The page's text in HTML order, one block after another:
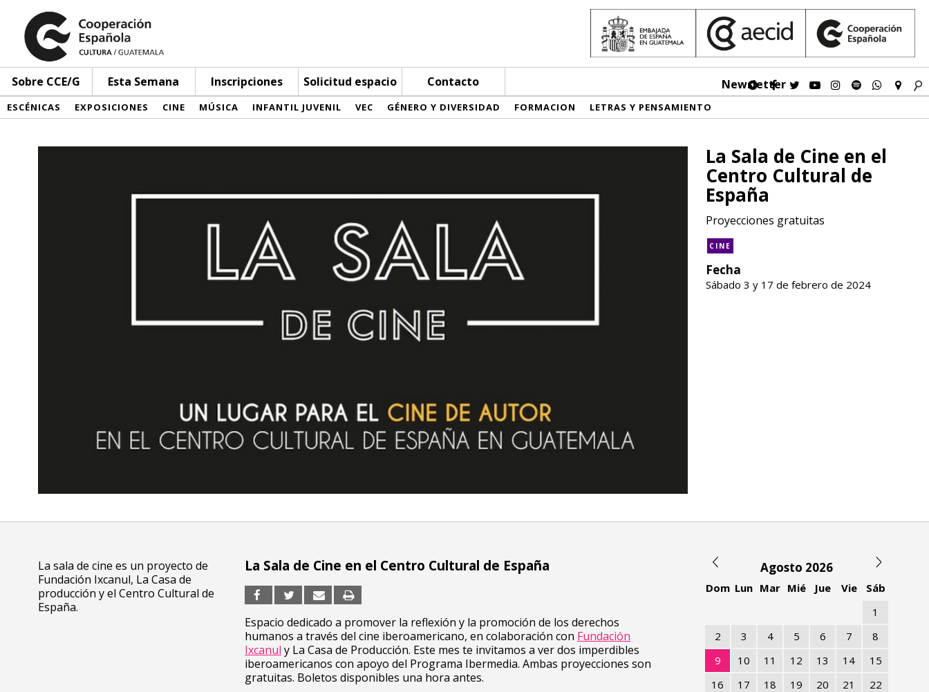
Sobre CCE/G Esta Semana Inscripciones Solicitud espacio Contacto Newsletter
ESCÉNICAS EXPOSICIONES CINE MÚSICA INFANTIL JUVENIL VEC GÉNERO Y DIVERSIDAD FORMACION LETRAS Y PENSAMIENTO
La Sala de Cine en el
Centro Cultural de
España
Proyecciones gratuitas
CINE
Fecha
Sábado 3 y 17 de febrero de 2024
La sala de cine es un proyecto de
Fundación Ixcanul, La Casa de
producción y el Centro Cultural de
España.
La Sala de Cine en el Centro Cultural de España
Espacio dedicado a promover la reflexión y la promoción de los derechos
humanos a través del cine iberoamericano, en colaboración con Fundación
Ixcanul y La Casa de Producción. Este mes te invitamos a ver dos imperdibles
iberoamericanos con apoyo del Programa Ibermedia. Ambas proyecciones son
gratuitas. Boletos disponibles una hora antes.
Agosto 2026
Dom Lun Mar Mié Jue Vie
Sáb
1
2
3 4 5 6 7
8
9
10 11 12 13 14
15
16
17 18 19 20 21
22